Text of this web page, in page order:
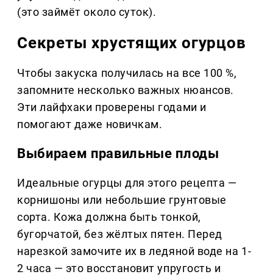
(это займёт около суток).
Секреты хрустящих огурцов
Чтобы закуска получилась на все 100 %,
запомните несколько важных нюансов.
Эти лайфхаки проверены годами и
помогают даже новичкам.
Выбираем правильные плоды
Идеальные огурцы для этого рецепта —
корнишоны или небольшие грунтовые
сорта. Кожа должна быть тонкой,
бугорчатой, без жёлтых пятен. Перед
нарезкой замочите их в ледяной воде на 1-
2 часа — это восстановит упругость и